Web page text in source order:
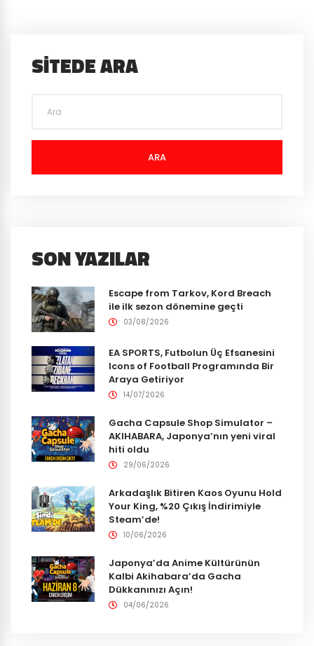
tam...SITEDE ARA
ARA
SON YAZILAR
Escape from Tarkov, Kord Breach
ile ilk sezon dönemine geçti
03/08/2026
EA SPORTS, Futbolun Üç Efsanesini
Icons of Football Programında Bir
Araya Getiriyor
14/07/2026
Gacha Capsule Shop Simulator –
AKIHABARA, Japonya’nın yeni viral
hiti oldu
29/06/2026
Arkadaşlık Bitiren Kaos Oyunu Hold
Your King, %20 Çıkış İndirimiyle
Steam’de!
10/06/2026
Japonya’da Anime Kültürünün
Kalbi Akihabara’da Gacha
Dükkanınızı Açın!
04/06/2026